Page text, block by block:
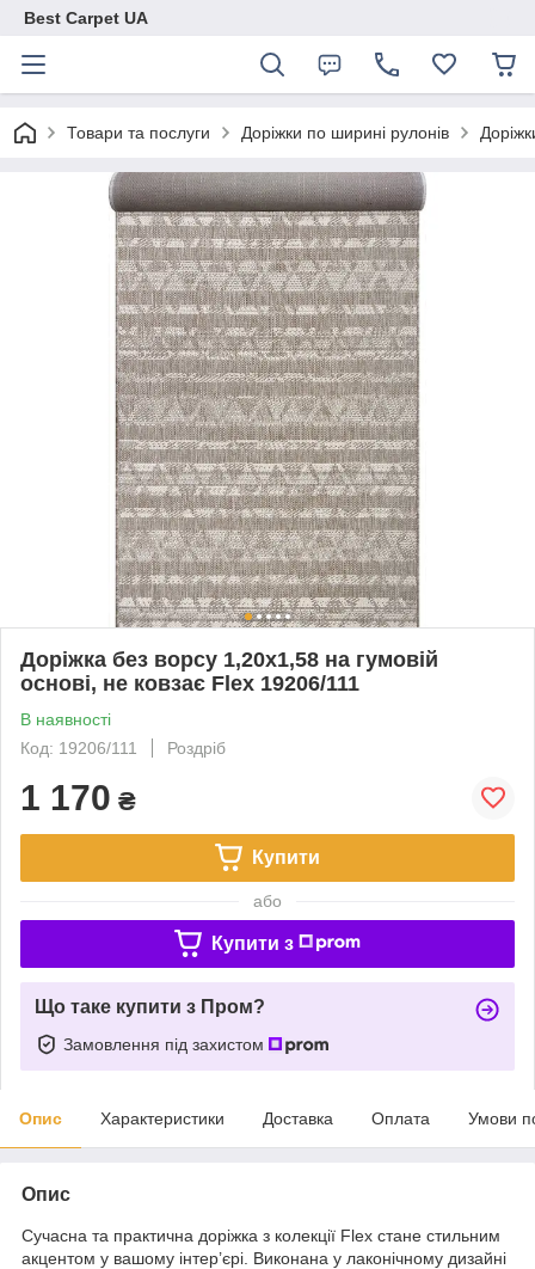
Best Carpet UA
Товари та послуги Доріжки по ширині рулонів
Доріжка без ворсу 1,20х1,58 на гумовій
основі, не ковзає Flex 19206/111
В наявності
Код: 19206/111
Роздріб
1 170 ₴
Купити
або
Купити з
Що таке купити з Пром?
Замовлення під захистом
Опис Характеристики Доставка Оплата Умови
Опис
Сучасна та практична доріжка з колекції Flex стане стильним
акцентом у вашому інтер’єрі. Виконана у лаконічному дизайні